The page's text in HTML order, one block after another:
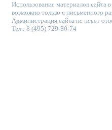
Использование материалов сайта
возможно только с письменного
Администрация сайта не несет
Тел.: 8 (495) 729-80-74